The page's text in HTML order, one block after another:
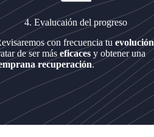
4. Evalucaión del progreso
con frecuencia tu evolución
de ser más eficaces y obtener una
recuperación.